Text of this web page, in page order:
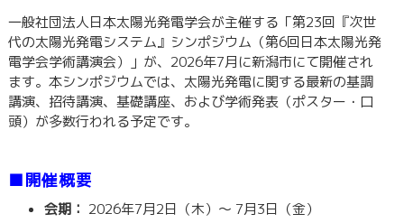
一般社団法人日本太陽光発電学会が主催する「第23回『次世
代の太陽光発電システム』シンポジウム（第6回日本太陽光発
電学会学術講演会）」が、2026年7月に新潟市にて開催され
ます。本シンポジウムでは、太陽光発電に関する最新の基調
講演、招待講演、基礎講座、および学術発表（ポスター・口
頭）が多数行われる予定です。
■開催概要
会期： 2026年7月2日（木）～ 7月3日（金）